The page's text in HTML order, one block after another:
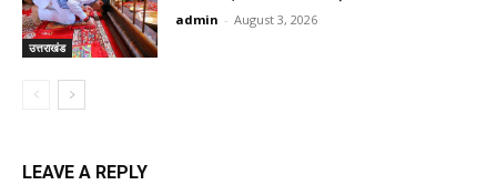
उत्तराखंड
admin - August 3, 2026
LEAVE A REPLY